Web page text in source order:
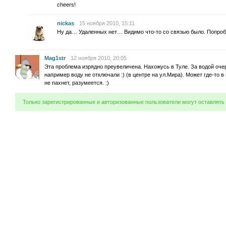
cheers!
nickas
15 ноября 2010, 15:11
Ну да… Удаленных нет… Видимо что-то со связью было.
Mag1str
12 ноября 2010, 20:05
Эта проблема изрядно преувеличена. Нахожусь в Туле. За водой
например воду не отключали :) (в центре на ул.Мира). Может где-то
не пахнет, разумеется. :)
Только зарегистрированные и авторизованные пользователи могут